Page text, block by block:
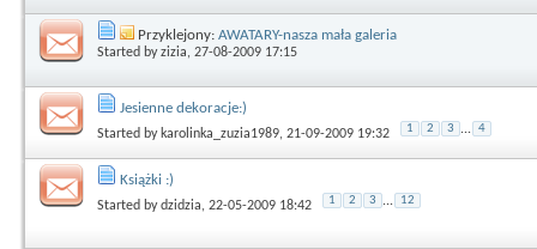
Przyklejony: AWATARY-nasza mała galeria
Started byzizia, 27-08-2009 17:15
Jesienne dekoracje:)
Started by karolinka_zuzia1989, 21-09-2009 19:32 1 2 3 ... 4
Książki :)
Started bydzidzia, 22-05-2009 18:42 1 2 3 ... 12